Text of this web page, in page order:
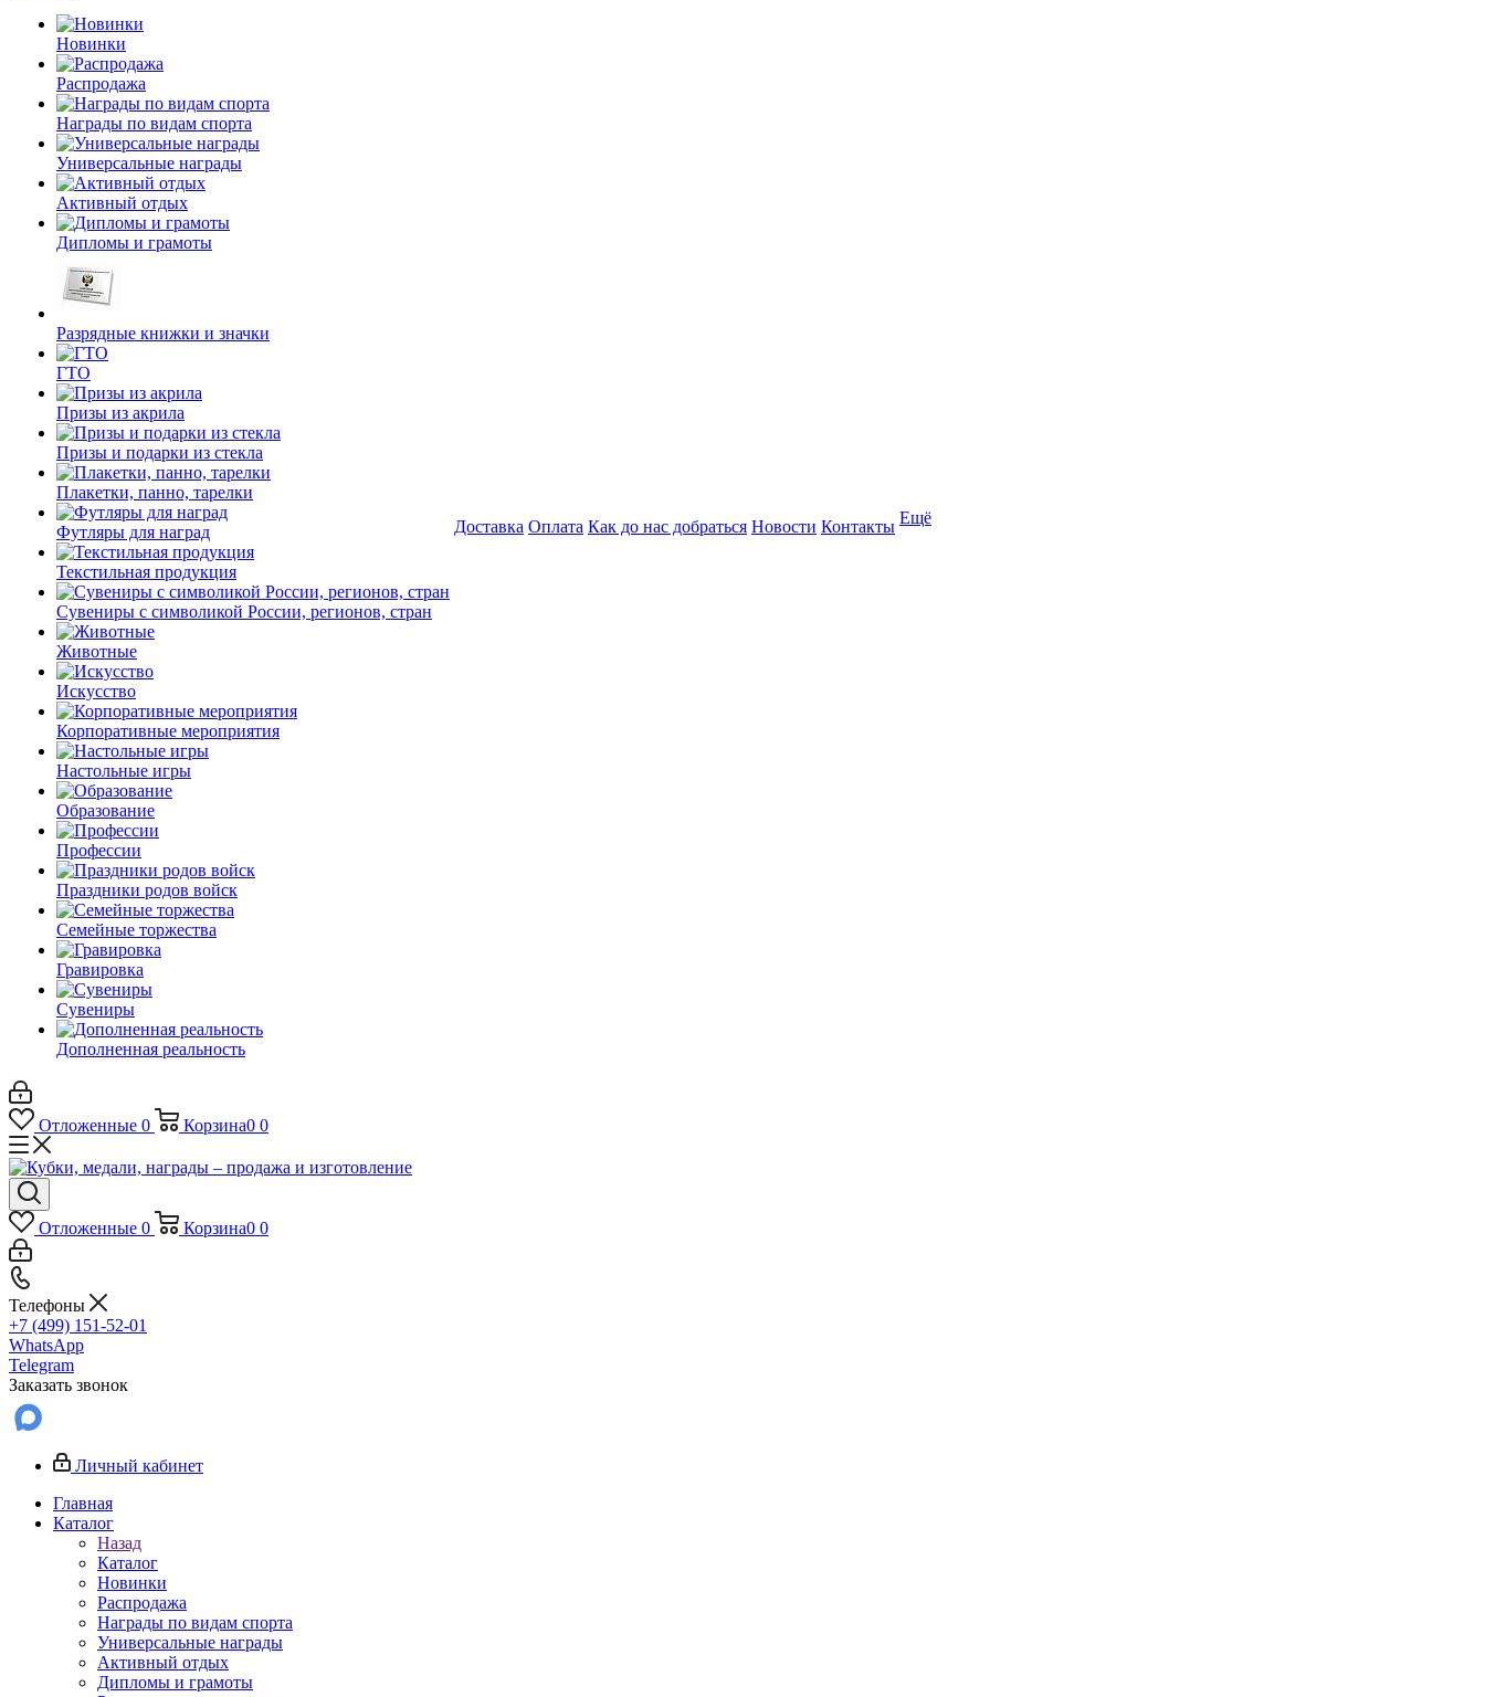
Новинки
Распродажа
Награды по видам спорта
Универсальные награды
Активный отдых
Дипломы и грамоты
Разрядные книжки и значки
ГТО
Призы из акрила
Призы и подарки из стекла
Плакетки, панно, тарелки
Футляры для наград
Текстильная продукция
Сувениры с символикой России, регионов, стран
Животные
Искусство
Корпоративные мероприятия
Настольные игры
Образование
Профессии
Праздники родов войск
Семейные торжества
Гравировка
Сувениры
Дополненная реальность
Доставка Оплата Как до нас добраться Новости Контакты Ещё
Отложенные 0 Корзина0 0
Отложенные 0 Корзина0 0
Телефоны
+7 (499) 151-52-01
WhatsApp
Telegram
Заказать звонок
Личный кабинет
Главная
Каталог
Назад
Каталог
Новинки
Распродажа
Награды по видам спорта
Универсальные награды
Активный отдых
Дипломы и грамоты